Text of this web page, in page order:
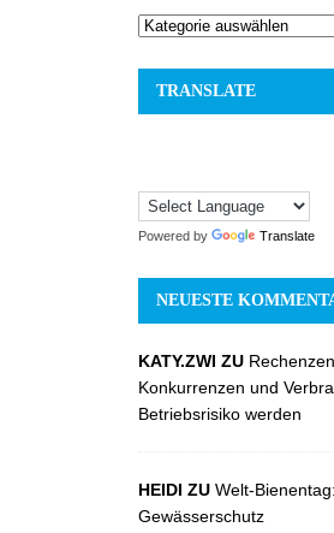
TRANSLATE
Powered by Translate
NEUESTE
KATY.ZWI ZU
Konkurrenzen und
Betriebsrisiko werden
HEIDI ZU Welt-
Gewässerschutz